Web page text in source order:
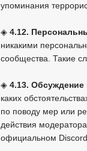
упоминания
◈4.12.
никакими
сообщества. Такие
◈4.13.
каких
по поводу мер или
действия
официальном